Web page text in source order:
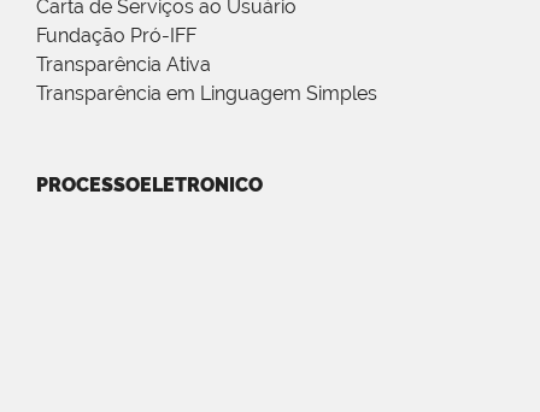
Carta de Serviços ao Usuário
Fundação Pró-IFF
Transparência Ativa
Transparência em Linguagem Simples
PROCESSOELETRONICO